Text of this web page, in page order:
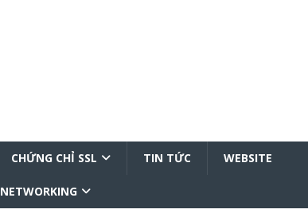
CHỨNG CHỈ SSL TIN TỨC WEBSITE
NETWORKING